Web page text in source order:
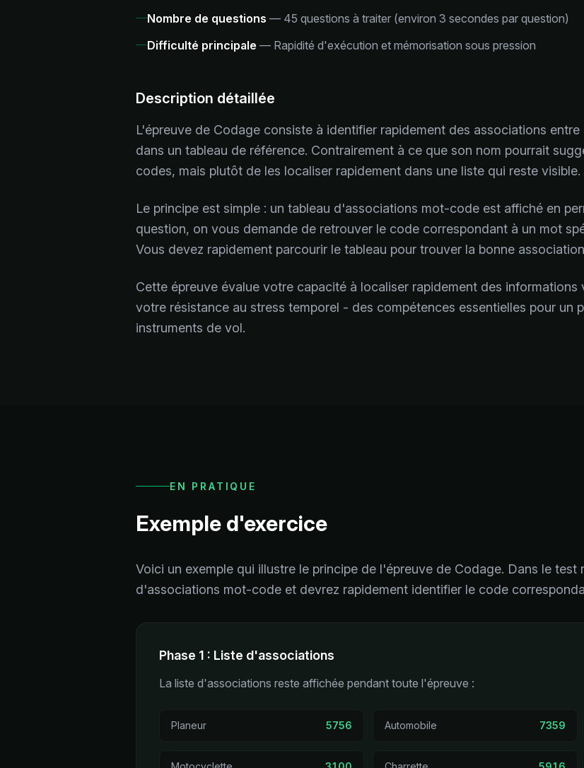
Nombre de questions — 45 questions à traiter (environ 3 secondes par question)
Difficulté principale — Rapidité d'exécution et mémorisation sous pression
Description détaillée
L'épreuve de Codage consiste à identifier rapidement des associations
dans un tableau de référence. Contrairement à ce que son nom pourrait
codes, mais plutôt de les localiser rapidement dans une liste qui reste visible.
Le principe est simple : un tableau d'associations mot-code est affiché en
question, on vous demande de retrouver le code correspondant à un mot
Vous devez rapidement parcourir le tableau pour trouver la bonne
Cette épreuve évalue votre capacité à localiser rapidement des
votre résistance au stress temporel - des compétences essentielles pour un
instruments de vol.
EN PRATIQUE
Exemple d'exercice
Voici un exemple qui illustre le principe de l'épreuve de Codage. Dans le test
d'associations mot-code et devrez rapidement identifier le code
Phase 1 : Liste d'associations
La liste d'associations reste affichée pendant toute l'épreuve :
Planeur 5756 Automobile 7359